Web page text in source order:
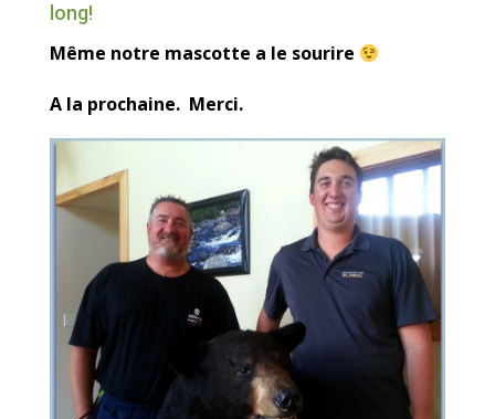
long!
Même notre mascotte a le sourire
A la prochaine. Merci.